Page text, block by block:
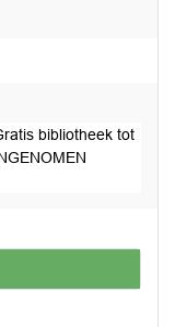
bibliotheek tot